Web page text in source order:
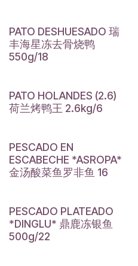
PATO DESHUESADO 瑞
丰海星冻去骨烧鸭
550g/18
PATO HOLANDES (2.6)
荷兰烤鸭王 2.6kg/6
PESCADO EN
ESCABECHE *ASROPA*
金汤酸菜鱼罗非鱼 16
PESCADO PLATEADO
*DINGLU* 鼎鹿冻银鱼
500g/22